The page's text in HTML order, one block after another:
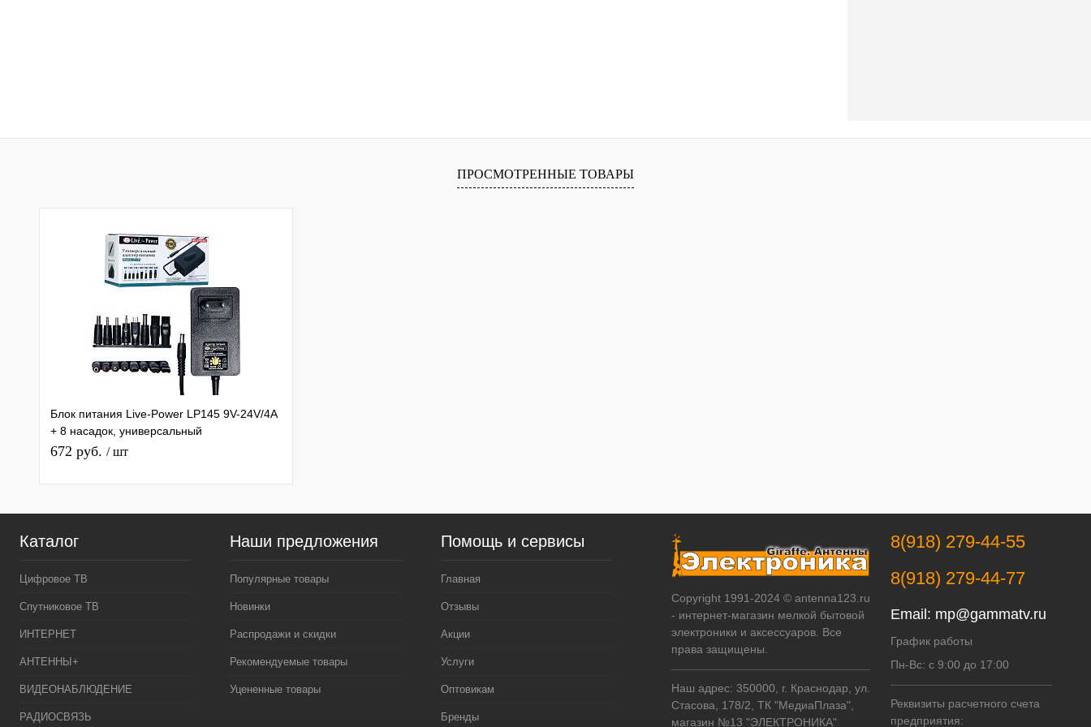
ПРОСМОТРЕННЫЕ ТОВАРЫ
Блок питания Live-Power LP145 9V-24V/4A
+ 8 насадок, универсальный
регулируемый 9V-24V/4A
672 руб. / шт
Каталог
Цифровое ТВ
Спутниковое ТВ
ИНТЕРНЕТ
АНТЕННЫ+
ВИДЕОНАБЛЮДЕНИЕ
РАДИОСВЯЗЬ
Наши предложения
Популярные товары
Новинки
Распродажи и скидки
Рекомендуемые товары
Уцененные товары
Помощь и сервисы
Главная
Отзывы
Акции
Услуги
Оптовикам
Бренды
Copyright 1991-2024 © antenna123.ru
- интернет-магазин мелкой бытовой
электроники и аксессуаров. Все
права защищены.
Наш адрес: 350000, г. Краснодар, ул.
Стасова, 178/2, ТК "МедиаПлаза",
магазин №13 "ЭЛЕКТРОНИКА"
8(918) 279-44-55
8(918) 279-44-77
Email: mp@gammatv.ru
График работы
Пн-Вс: с 9:00 до 17:00
Реквизиты расчетного счета
предприятия: